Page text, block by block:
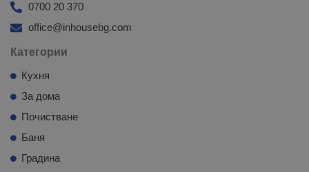
0700 20 370
office@inhousebg.com
Категории
Кухня
За дома
Почистване
Баня
Градина